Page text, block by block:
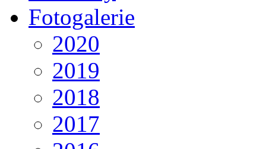
Fotogalerie
2020
2019
2018
2017